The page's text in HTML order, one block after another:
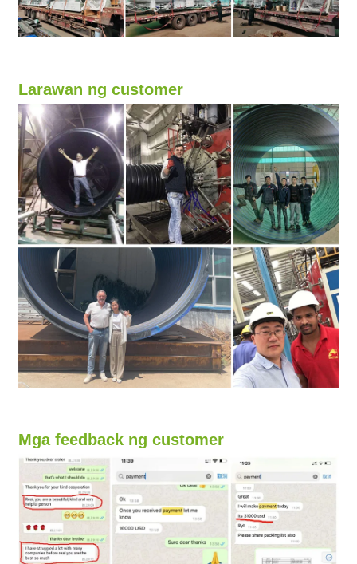
Larawan ng customer
Mga feedback ng customer